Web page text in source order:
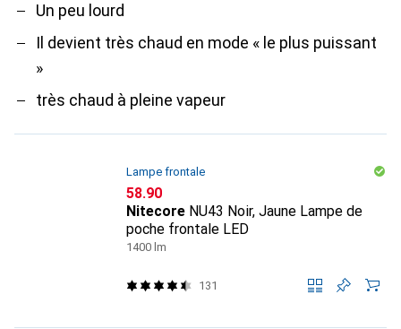
Un peu lourd
Il devient très chaud en mode « le plus puissant
»
très chaud à pleine vapeur
Lampe frontale
CHF
58.90
Nitecore NU43 Noir, Jaune Lampe de
poche frontale LED
1400 lm
131